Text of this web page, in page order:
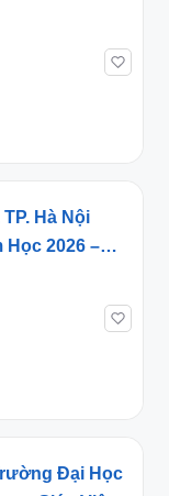
Hà Nội
Học 2026 –
Đại Học